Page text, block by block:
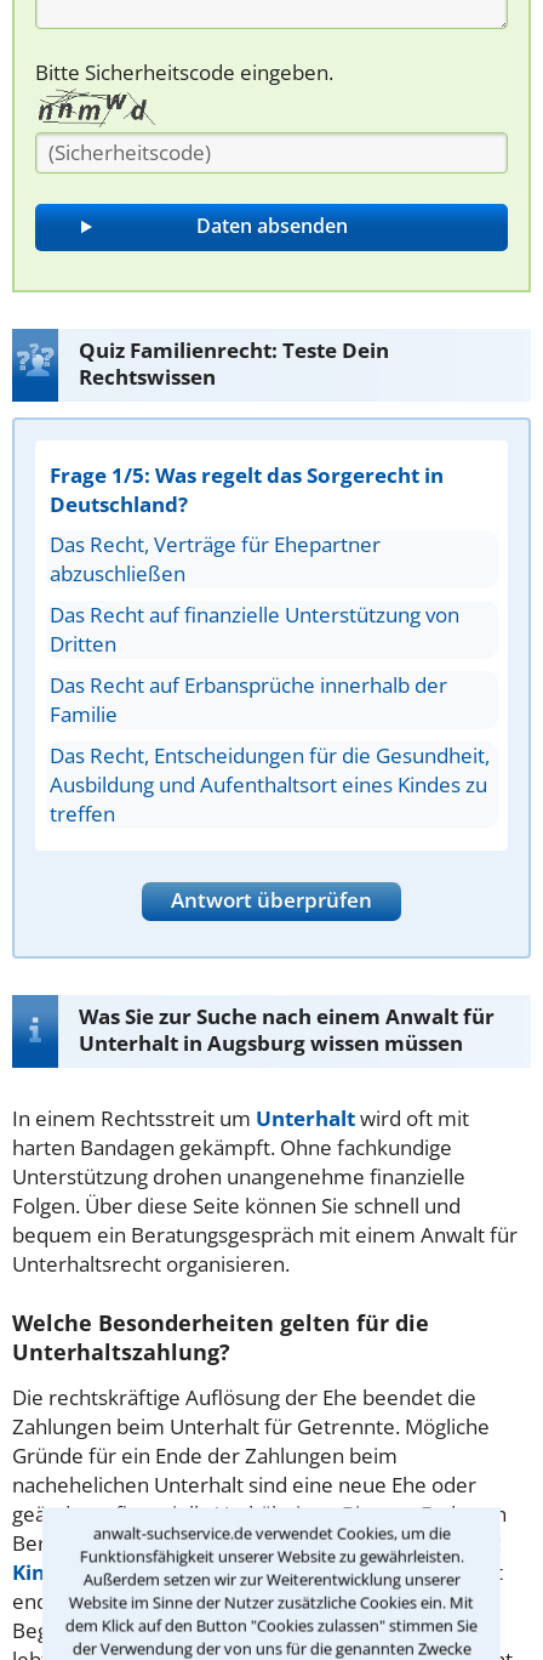
anwalt-suchservice.de verwendet Cookies, um die
Funktionsfähigkeit unserer Website zu gewährleisten.
Außerdem setzen wir zur Weiterentwicklung unserer
Website im Sinne der Nutzer zusätzliche Cookies ein. Mit
dem Klick auf den Button "Cookies zulassen" stimmen Sie
der Verwendung der von uns für die genannten Zwecke
Bitte Sicherheitscode eingeben.
Quiz Familienrecht: Teste Dein
Rechtswissen
Frage 1/5: Was regelt das Sorgerecht in
Deutschland?
Das Recht, Verträge für Ehepartner
abzuschließen
Das Recht auf finanzielle Unterstützung von
Dritten
Das Recht auf Erbansprüche innerhalb der
Familie
Das Recht, Entscheidungen für die Gesundheit,
Ausbildung und Aufenthaltsort eines Kindes zu
treffen
Antwort überprüfen
Was Sie zur Suche nach einem Anwalt für
Unterhalt in Augsburg wissen müssen
In einem Rechtsstreit um Unterhaltwird oft mit
harten Bandagen gekämpft. Ohne fachkundige
Unterstützung drohen unangenehme finanzielle
Folgen. Über diese Seite können Sie schnell und
bequem ein Beratungsgespräch mit einem Anwalt für
Unterhaltsrecht organisieren.
Welche Besonderheiten gelten für die
Unterhaltszahlung?
Die rechtskräftige Auflösung der Ehe beendet die
Zahlungen beim Unterhalt für Getrennte. Mögliche
Gründe für ein Ende der Zahlungen beim
nachehelichen Unterhalt sind eine neue Ehe oder
geänderte finanzielle Verhältnisse. Bis zum Ende von
Berufsausbildung und unter Umständen Studium ist
Kindesunterhaltzu zahlen. Der Ehegattenunterhalt
endet auch durch Verwirkung, etwa, wenn der
Begünstigte in einer neuen, verfestigten Beziehung